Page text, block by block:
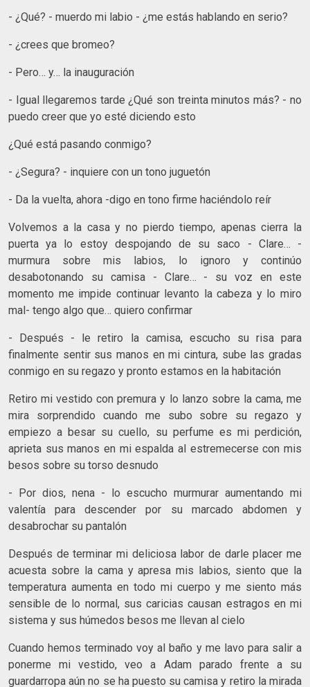
- ¿Qué? - muerdo mi labio - ¿me estás hablando en serio?
- ¿crees que bromeo?
- Pero… y… la inauguración
- Igual llegaremos tarde ¿Qué son treinta minutos más? - no
puedo creer que yo esté diciendo esto
¿Qué está pasando conmigo?
- ¿Segura? - inquiere con un tono juguetón
- Da la vuelta, ahora -digo en tono firme haciéndolo reír
Volvemos a la casa y no pierdo tiempo, apenas cierra la
puerta ya lo estoy despojando de su saco - Clare… -
murmura sobre mis labios, lo ignoro y continúo
desabotonando su camisa - Clare… - su voz en este
momento me impide continuar levanto la cabeza y lo miro
mal- tengo algo que… quiero confirmar
- Después - le retiro la camisa, escucho su risa para
finalmente sentir sus manos en mi cintura, sube las gradas
conmigo en su regazo y pronto estamos en la habitación
Retiro mi vestido con premura y lo lanzo sobre la cama, me
mira sorprendido cuando me subo sobre su regazo y
empiezo a besar su cuello, su perfume es mi perdición,
aprieta sus manos en mi espalda al estremecerse con mis
besos sobre su torso desnudo
- Por dios, nena - lo escucho murmurar aumentando mi
valentía para descender por su marcado abdomen y
desabrochar su pantalón
Después de terminar mi deliciosa labor de darle placer me
acuesta sobre la cama y apresa mis labios, siento que la
temperatura aumenta en todo mi cuerpo y me siento más
sensible de lo normal, sus caricias causan estragos en mi
sistema y sus húmedos besos me llevan al cielo
Cuando hemos terminado voy al baño y me lavo para salir a
ponerme mi vestido, veo a Adam parado frente a su
guardarropa aún no se ha puesto su camisa y retiro la mirada